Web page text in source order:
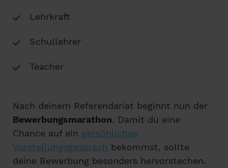
Lehrkraft
Schullehrer
Teacher
Nach deinem Referendariat beginnt nun der
Bewerbungsmarathon. Damit du eine
Chance auf ein persönliches
Vorstellungsgespräch bekommst, sollte
deine Bewerbung besonders hervorstechen.